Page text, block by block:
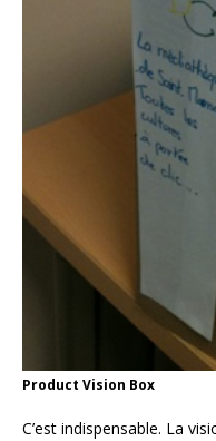
Product Vision Box
C’est indispensable. La